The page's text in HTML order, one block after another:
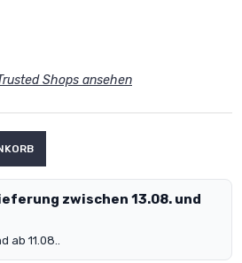
Shops ansehen
zwischen 13.08. und
11.08..